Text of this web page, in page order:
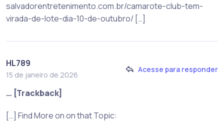
salvadorentretenimento.com.br/camarote-club-tem-
virada-de-lote-dia-10-de-outubro/ […]
HL789
15 de janeiro de 2026
Acesse para responder
… [Trackback]
[…] Find More on on that Topic: